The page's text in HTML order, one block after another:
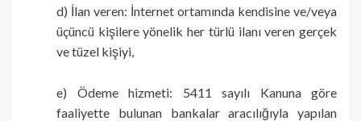
d) İlan veren: İnternet ortamında kendisine ve/veya
üçüncü kişilere yönelik her türlü ilanı veren gerçek
ve tüzel kişiyi,
e) Ödeme hizmeti: 5411 sayılı Kanuna göre
faaliyette bulunan bankalar aracılığıyla yapılan